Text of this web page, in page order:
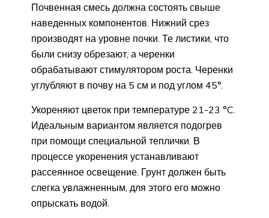
Почвенная смесь должна состоять свыше
наведенных компонентов. Нижний срез
производят на уровне почки. Те листики, что
были снизу обрезают, а черенки
обрабатывают стимулятором роста. Черенки
углубляют в почву на 5 см и под углом 45°.
Укореняют цветок при температуре 21-23 °C.
Идеальным вариантом является подогрев
при помощи специальной теплички. В
процессе укоренения устанавливают
рассеянное освещение. Грунт должен быть
слегка увлажненным, для этого его можно
опрыскать водой.